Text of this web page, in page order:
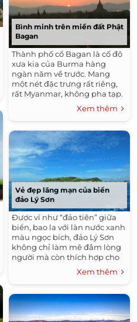
Bình minh trên miền đất Phật
Bagan
Thành phố cổ Bagan là cố đô
xưa kia của Burma hàng
ngàn năm về trước. Mang
một nét đặc trưng rất riêng,
rất Myanmar, không pha tạp.
Xem thêm
Vẻ đẹp lãng mạn của biển
đảo Lý Sơn
Được ví như “đảo tiên” giữa
biển, bao la với làn nước xanh
màu ngọc bích, đảo Lý Sơn
không chỉ làm mê đắm lòng
người mà còn thích hợp cho
những ai yêu thích lặn biển.
Xem thêm